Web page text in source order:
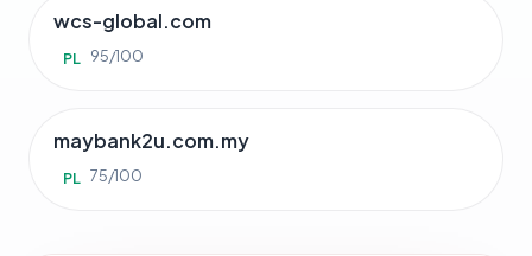
wcs-global.com
PL 95/100
maybank2u.com.my
PL 75/100